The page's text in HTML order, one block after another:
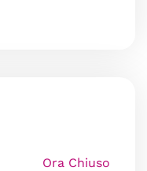
Ora Chiuso